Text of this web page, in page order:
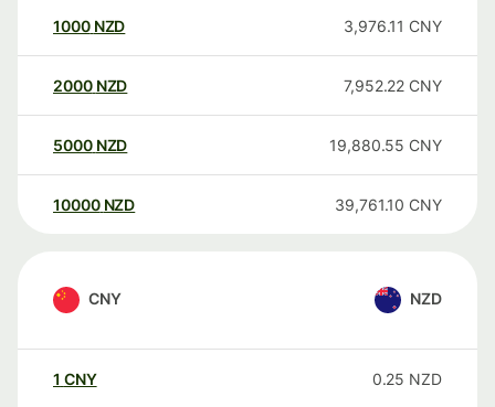
1000 NZD 3,976.11 CNY
2000 NZD 7,952.22 CNY
5000 NZD 19,880.55 CNY
10000 NZD 39,761.10 CNY
CNY NZD
1 CNY 0.25 NZD